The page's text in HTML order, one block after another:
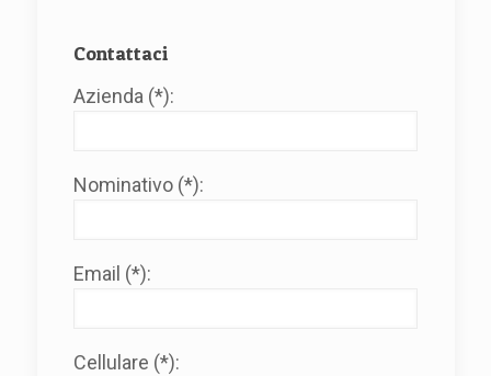
Contattaci
Azienda (*):
Nominativo (*):
Email (*):
Cellulare (*):